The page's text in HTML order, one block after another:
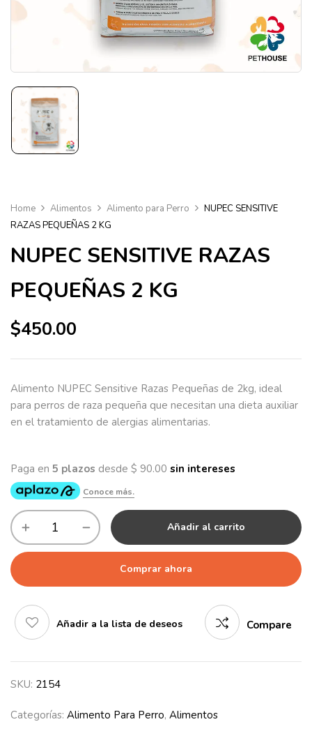
Home Alimentos Alimento para Perro
NUPEC SENSITIVE
RAZAS PEQUEÑAS 2 KG
NUPEC SENSITIVE RAZAS
PEQUEÑAS 2 KG
$450.00
Alimento NUPEC Sensitive Razas Pequeñas de 2kg, ideal
para perros de raza pequeña que necesitan una dieta auxiliar
en el tratamiento de alergias alimentarias.
Añadir al carrito
Comprar ahora
Añadir a la lista de deseos Compare
SKU: 2154
Categorías: Alimento Para Perro, Alimentos